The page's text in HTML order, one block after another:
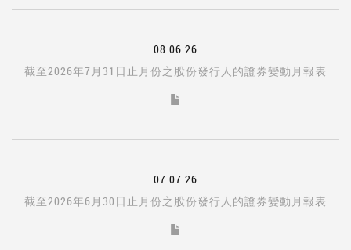
08.06.26
截至2026年7月31日止月份之股份發行人的證券變動月報表
07.07.26
截至2026年6月30日止月份之股份發行人的證券變動月報表